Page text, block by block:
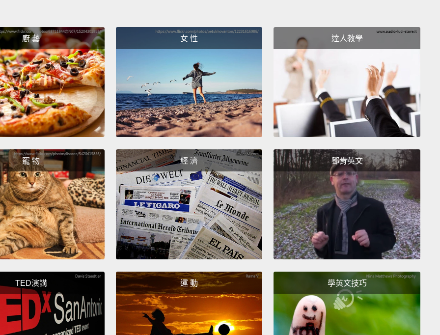
另一件關於這個很棒的事情是：你可以個人化你的手機。比如
說這是你的手機，你在雲端處理一切。為什麼不把你的記憶體
積木換成更大塊的電池積木呢？如果你像這個人，喜歡照相，
為什麼不升級你的相機呢？或如果你不在意任何這些東西，你
可以讓它保持簡單，並加上一個更大的擴音器。你可以選擇你
想要的積木，支持你喜歡的品牌，或甚至研發你自己的積木。
working together to create the best phone in the world. To
set out this platform, we need to get the right companies
and the right people involved.
They will only get started if
there is a lot of interest in the phone worth keeping.
積木手機是建立在一個開放的平台上，由數個公司合作創造出
世界上最好的手機 。要開始這個平台，我們需要讓對的公司和
對的人參與。如果對於這支值得保存的手機有非常多的關注，
So this is the plan:
To show them there's an interest for
this phone, we need your voice. You can donate your
social reach on the website. We gather as much people as
廚 藝 女 性 達人教學
寵 物 經 濟 鄧肯英文
TED演講 運 動 學英文技巧